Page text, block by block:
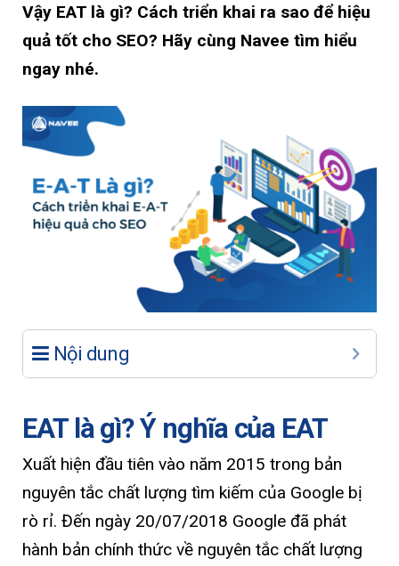
Vậy EAT là gì? Cách triển khai ra sao để hiệu
quả tốt cho SEO? Hãy cùng Navee tìm hiểu
ngay nhé.
Nội dung
EAT là gì? Ý nghĩa của EAT
Xuất hiện đầu tiên vào năm 2015 trong bản
nguyên tắc chất lượng tìm kiếm của Google bị
rò rỉ. Đến ngày 20/07/2018 Google đã phát
hành bản chính thức về nguyên tắc chất lượng